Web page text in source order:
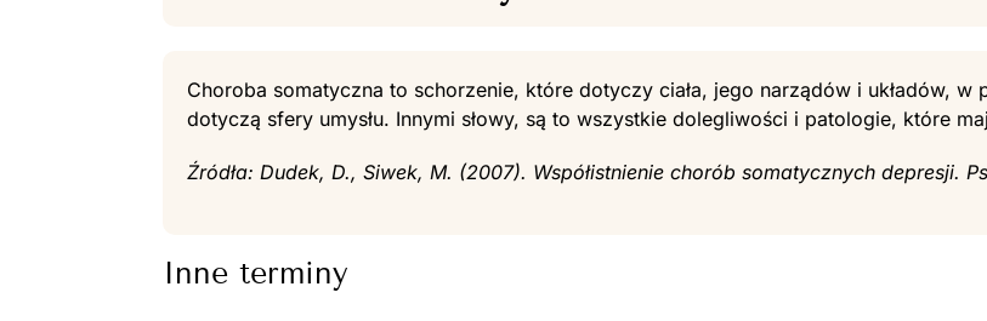
Choroba somatyczna to schorzenie, które dotyczy ciała, jego narządów i układów,
dotyczą sfery umysłu. Innymi słowy, są to wszystkie dolegliwości i patologie, które
Źródła: Dudek, D., Siwek, M. (2007). Współistnienie chorób somatycznych depresji.
Inne terminy